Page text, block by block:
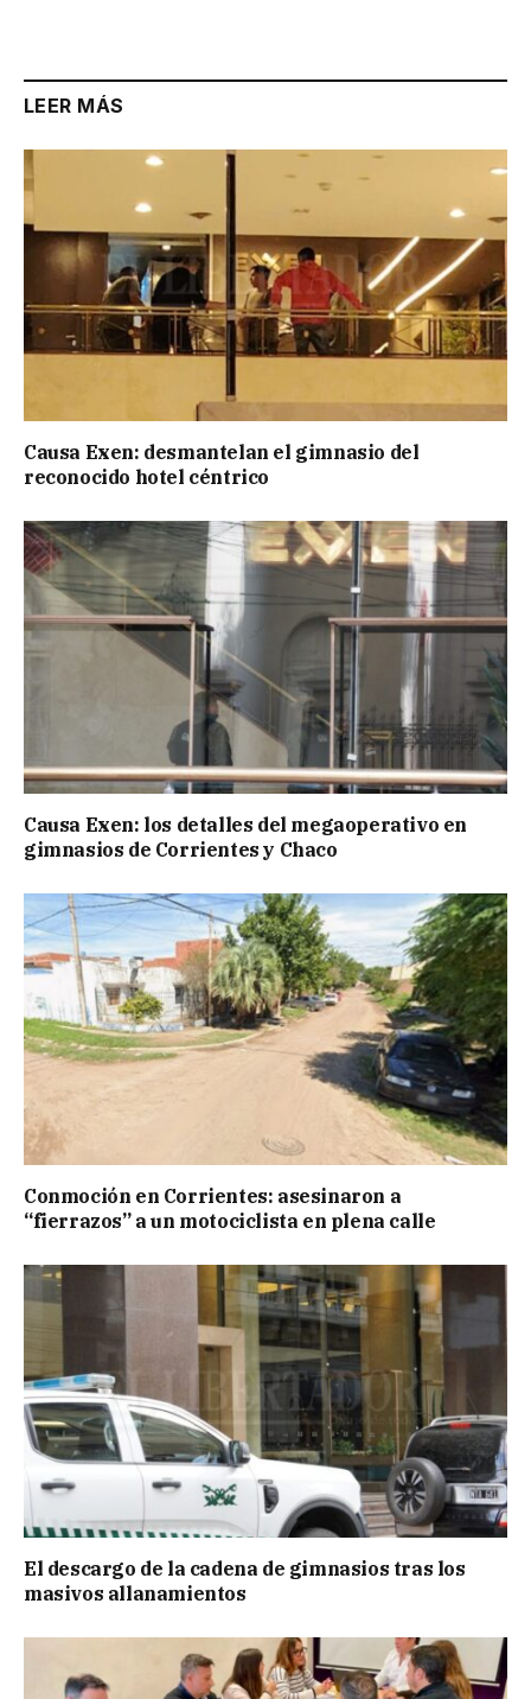
LEER MÁS
Causa Exen: desmantelan el gimnasio del
reconocido hotel céntrico
Causa Exen: los detalles del megaoperativo en
gimnasios de Corrientes y Chaco
Conmoción en Corrientes: asesinaron a
“fierrazos” a un motociclista en plena calle
El descargo de la cadena de gimnasios tras los
masivos allanamientos